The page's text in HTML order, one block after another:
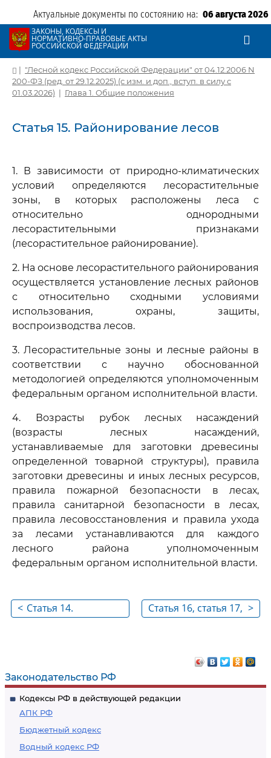
Актуальные документы по состоянию на: 06 августа 2026
ЗАКОНЫ, КОДЕКСЫ И
НОРМАТИВНО-ПРАВОВЫЕ АКТЫ
РОССИЙСКОЙ ФЕДЕРАЦИИ
Законодательство РФ
Кодексы РФ в действующей редакции
АПК РФ
Бюджетный кодекс
Водный кодекс РФ
| "Лесной кодекс Российской Федерации" от 04.12.2006 N
200-ФЗ (ред. от 29.12.2025) (с изм. и доп., вступ. в силу с
01.03.2026) | Глава 1. Общие положения
Статья 15. Районирование лесов
1. В зависимости от природно-климатических
условий определяются лесорастительные
зоны, в которых расположены леса с
относительно однородными
лесорастительными признаками
(лесорастительное районирование).
2. На основе лесорастительного районирования
осуществляется установление лесных районов
с относительно сходными условиями
использования, охраны, защиты,
воспроизводства лесов.
3. Лесорастительные зоны и лесные районы в
соответствии с научно обоснованной
методологией определяются уполномоченным
федеральным органом исполнительной власти.
4. Возрасты рубок лесных насаждений
(возрасты лесных насаждений,
устанавливаемые для заготовки древесины
определенной товарной структуры), правила
заготовки древесины и иных лесных ресурсов,
правила пожарной безопасности в лесах,
правила санитарной безопасности в лесах,
правила лесовосстановления и правила ухода
за лесами устанавливаются для каждого
лесного района уполномоченным
федеральным органом исполнительной власти.
< Статья 14.
>
Статья 16, статья 17,